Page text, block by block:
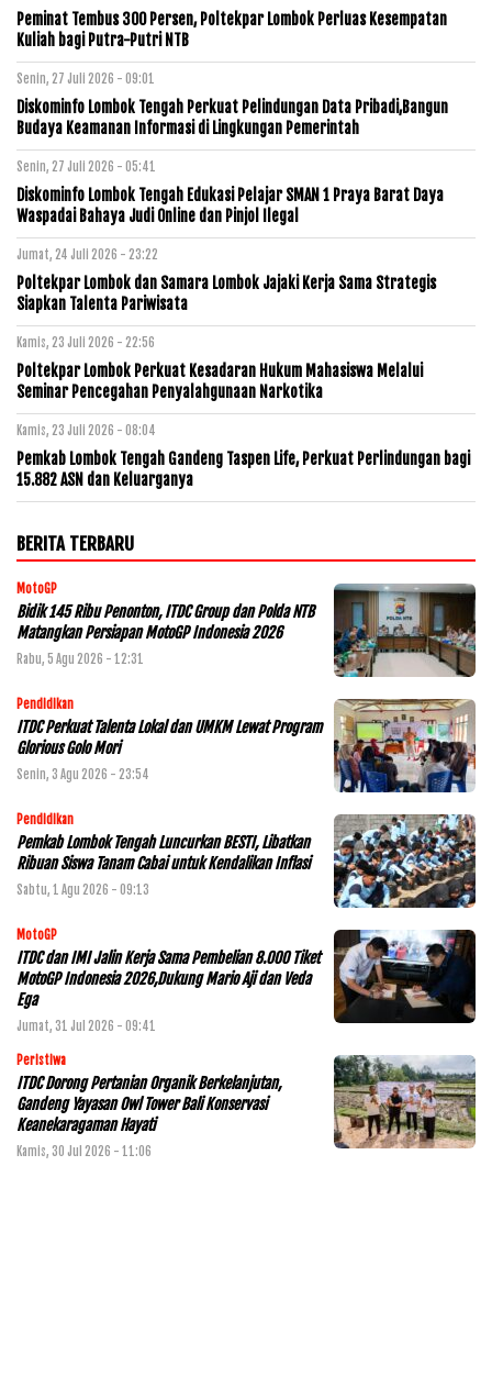
Peminat Tembus 300 Persen, Poltekpar Lombok Perluas Kesempatan
Kuliah bagi Putra-Putri NTB
Senin, 27 Juli 2026 - 09:01
Diskominfo Lombok Tengah Perkuat Pelindungan Data Pribadi,Bangun
Budaya Keamanan Informasi di Lingkungan Pemerintah
Senin, 27 Juli 2026 - 05:41
Diskominfo Lombok Tengah Edukasi Pelajar SMAN 1 Praya Barat Daya
Waspadai Bahaya Judi Online dan Pinjol Ilegal
Jumat, 24 Juli 2026 - 23:22
Poltekpar Lombok dan Samara Lombok Jajaki Kerja Sama Strategis
Siapkan Talenta Pariwisata
Kamis, 23 Juli 2026 - 22:56
Poltekpar Lombok Perkuat Kesadaran Hukum Mahasiswa Melalui
Seminar Pencegahan Penyalahgunaan Narkotika
Kamis, 23 Juli 2026 - 08:04
Pemkab Lombok Tengah Gandeng Taspen Life, Perkuat Perlindungan bagi
15.882 ASN dan Keluarganya
BERITA TERBARU
MotoGP
Bidik 145 Ribu Penonton, ITDC Group dan Polda NTB
Matangkan Persiapan MotoGP Indonesia 2026
Rabu, 5 Agu 2026 - 12:31
Pendidikan
ITDC Perkuat Talenta Lokal dan UMKM Lewat Program
Glorious Golo Mori
Senin, 3 Agu 2026 - 23:54
Pendidikan
Pemkab Lombok Tengah Luncurkan BESTI, Libatkan
Ribuan Siswa Tanam Cabai untuk Kendalikan Inflasi
Sabtu, 1 Agu 2026 - 09:13
MotoGP
ITDC dan IMI Jalin Kerja Sama Pembelian 8.000 Tiket
MotoGP Indonesia 2026,Dukung Mario Aji dan Veda
Ega
Jumat, 31 Jul 2026 - 09:41
Peristiwa
ITDC Dorong Pertanian Organik Berkelanjutan,
Gandeng Yayasan Owl Tower Bali Konservasi
Keanekaragaman Hayati
Kamis, 30 Jul 2026 - 11:06